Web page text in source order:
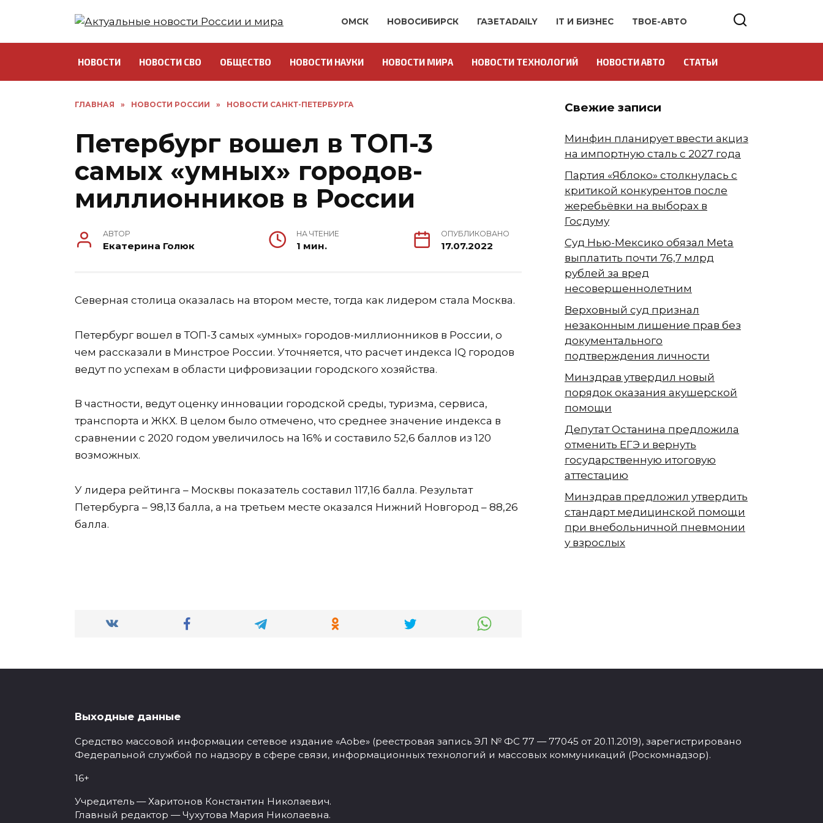
ОМСК НОВОСИБИРСК ГАЗЕТАDAILY IT И БИЗНЕС ТВОЕ-АВТО
НОВОСТИ НОВОСТИ СВО ОБЩЕСТВО НОВОСТИ НАУКИ НОВОСТИ МИРА НОВОСТИ ТЕХНОЛОГИЙ НОВОСТИ АВТО СТАТЬИ
ГЛАВНАЯ » НОВОСТИ РОССИИ » НОВОСТИ САНКТ-ПЕТЕРБУРГА
Петербург вошел в ТОП-3
самых «умных» городов-
миллионников в России
АВТОР
Екатерина Голюк
НА ЧТЕНИЕ
1 мин.
ОПУБЛИКОВАНО
17.07.2022
Северная столица оказалась на втором месте, тогда как лидером стала Москва.
Петербург вошел в ТОП-3 самых «умных» городов-миллионников в России, о
чем рассказали в Минстрое России. Уточняется, что расчет индекса IQ городов
ведут по успехам в области цифровизации городского хозяйства.
В частности, ведут оценку инновации городской среды, туризма, сервиса,
транспорта и ЖКХ. В целом было отмечено, что среднее значение индекса в
сравнении с 2020 годом увеличилось на 16% и составило 52,6 баллов из 120
возможных.
У лидера рейтинга – Москвы показатель составил 117,16 балла. Результат
Петербурга – 98,13 балла, а на третьем месте оказался Нижний Новгород – 88,26
балла.
Свежие записи
Минфин планирует ввести акциз
на импортную сталь с 2027 года
Партия «Яблоко» столкнулась с
критикой конкурентов после
жеребьёвки на выборах в
Госдуму
Суд Нью-Мексико обязал Meta
выплатить почти 76,7 млрд
рублей за вред
несовершеннолетним
Верховный суд признал
незаконным лишение прав без
документального
подтверждения личности
Минздрав утвердил новый
порядок оказания акушерской
помощи
Депутат Останина предложила
отменить ЕГЭ и вернуть
государственную итоговую
аттестацию
Минздрав предложил утвердить
стандарт медицинской помощи
при внебольничной пневмонии
у взрослых
Выходные данные
Средство массовой информации сетевое издание «Aobe» (реестровая запись ЭЛ № ФС 77 — 77045 от 20.11.2019), зарегистрировано
Федеральной службой по надзору в сфере связи, информационных технологий и массовых коммуникаций (Роскомнадзор).
16+
Учредитель — Харитонов Константин Николаевич.
Главный редактор — Чухутова Мария Николаевна.